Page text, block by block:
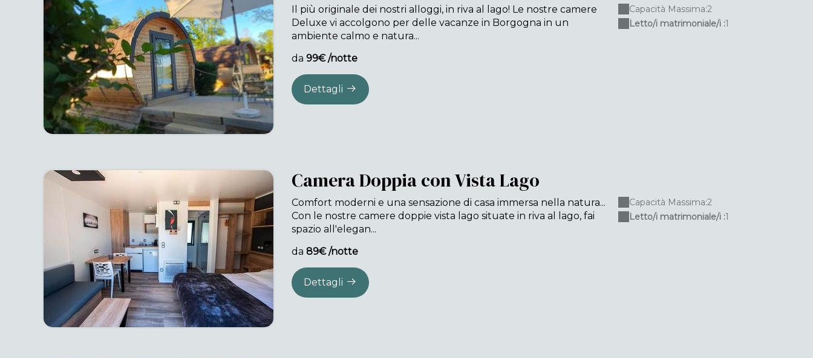
Il più originale dei nostri alloggi, in riva al lago! Le nostre camere
Deluxe vi accolgono per delle vacanze in Borgogna in un
ambiente calmo e natura...
da 99€ /notte
Dettagli
Capacità Massima:2
Letto/i matrimoniale/i :1
Camera Doppia con Vista Lago
Comfort moderni e una sensazione di casa immersa nella natura...
Con le nostre camere doppie vista lago situate in riva al lago, fai
spazio all'elegan...
da 89€ /notte
Dettagli
Capacità Massima:2
Letto/i matrimoniale/i :1